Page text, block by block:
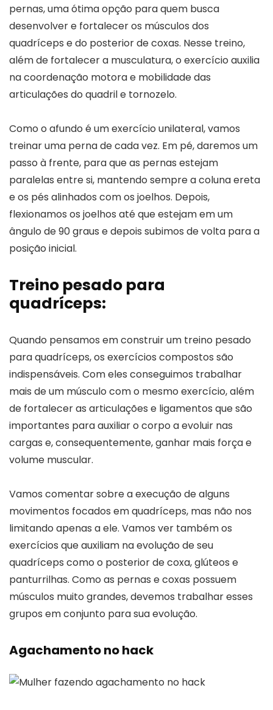
pernas, uma ótima opção para quem busca
desenvolver e fortalecer os músculos dos
quadríceps e do posterior de coxas. Nesse treino,
além de fortalecer a musculatura, o exercício auxilia
na coordenação motora e mobilidade das
articulações do quadril e tornozelo.
Como o afundo é um exercício unilateral, vamos
treinar uma perna de cada vez. Em pé, daremos um
passo à frente, para que as pernas estejam
paralelas entre si, mantendo sempre a coluna ereta
e os pés alinhados com os joelhos. Depois,
flexionamos os joelhos até que estejam em um
ângulo de 90 graus e depois subimos de volta para a
posição inicial.
Treino pesado para
quadríceps:
Quando pensamos em construir um treino pesado
para quadríceps, os exercícios compostos são
indispensáveis. Com eles conseguimos trabalhar
mais de um músculo com o mesmo exercício, além
de fortalecer as articulações e ligamentos que são
importantes para auxiliar o corpo a evoluir nas
cargas e, consequentemente, ganhar mais força e
volume muscular.
Vamos comentar sobre a execução de alguns
movimentos focados em quadríceps, mas não nos
limitando apenas a ele. Vamos ver também os
exercícios que auxiliam na evolução de seu
quadríceps como o posterior de coxa, glúteos e
panturrilhas. Como as pernas e coxas possuem
músculos muito grandes, devemos trabalhar esses
grupos em conjunto para sua evolução.
Agachamento no hack